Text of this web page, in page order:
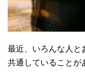
最近、いろんな人と
共通していることが